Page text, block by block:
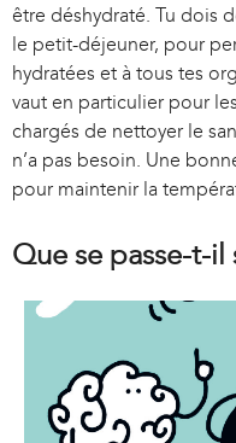
être déshydraté. Tu dois
le petit-déjeuner, pour
hydratées et à tous tes
vaut en particulier pour
chargés de nettoyer le
n’a pas besoin. Une
pour maintenir la
Que se passe-t-il